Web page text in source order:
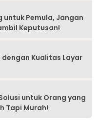
untuk Pemula, Jangan
Keputusan!
dengan Kualitas Layar
untuk Orang yang
Tapi Murah!